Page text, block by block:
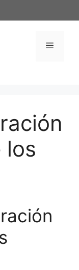
Menú
los